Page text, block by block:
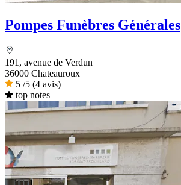
Pompes Funèbres Générales
191, avenue de Verdun
36000 Chateauroux
5 /5 (4 avis)
top notes